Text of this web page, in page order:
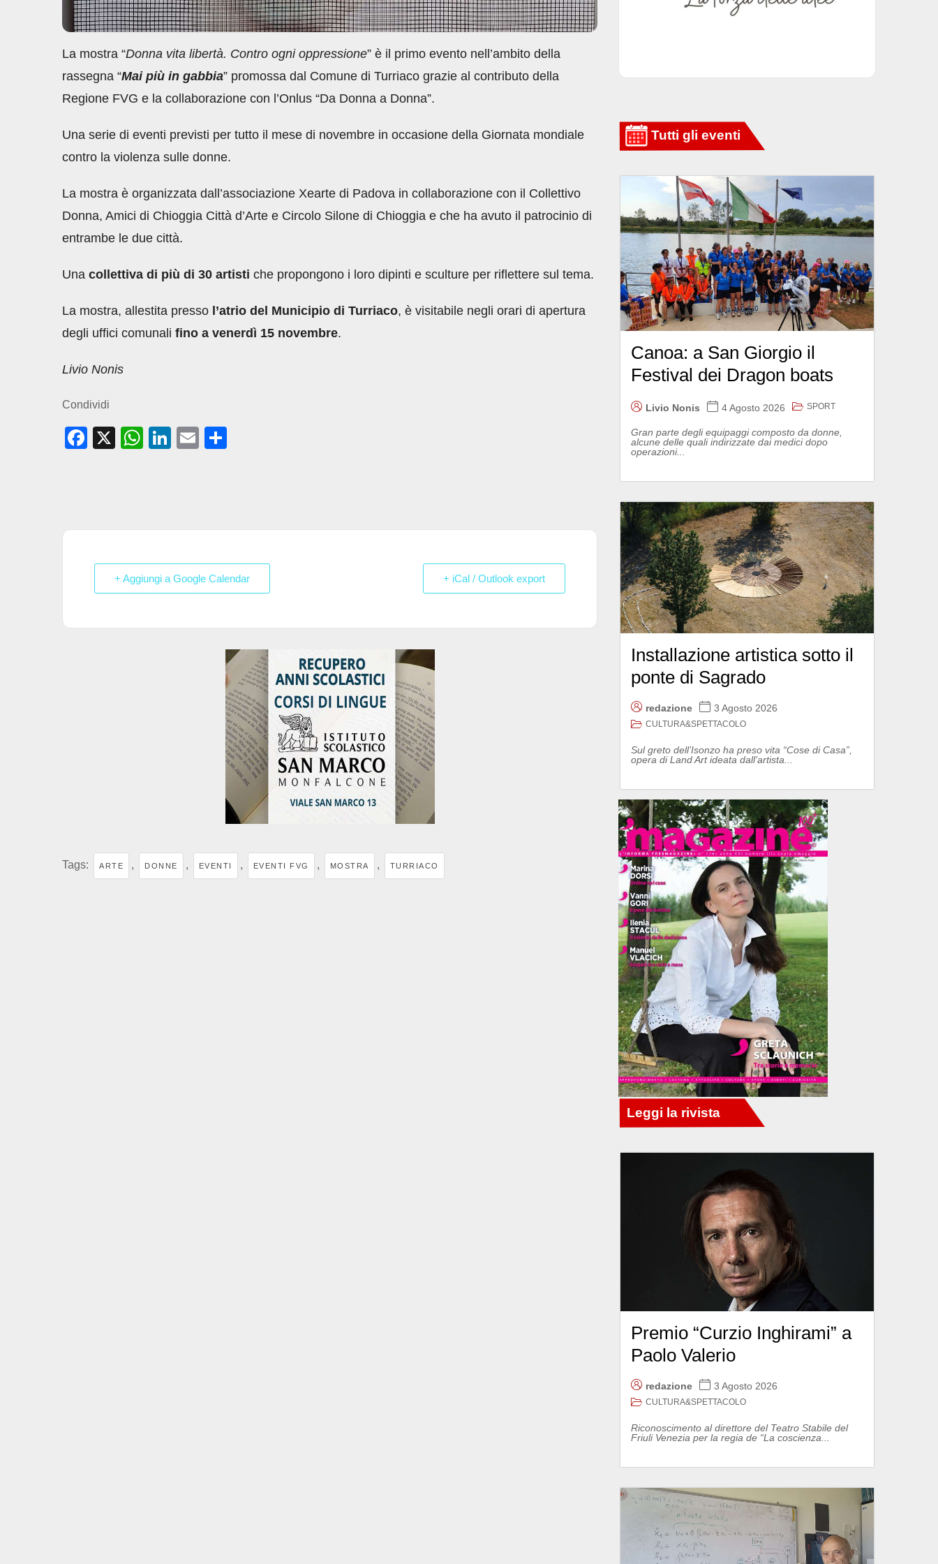
La mostra “Donna vita libertà. Contro ogni oppressione” è il primo evento nell’ambito della
rassegna “Mai più in gabbia” promossa dal Comune di Turriaco grazie al contributo della
Regione FVG e la collaborazione con l’Onlus “Da Donna a Donna”.
Una serie di eventi previsti per tutto il mese di novembre in occasione della Giornata mondiale
contro la violenza sulle donne.
La mostra è organizzata dall’associazione Xearte di Padova in collaborazione con il Collettivo
Donna, Amici di Chioggia Città d’Arte e Circolo Silone di Chioggia e che ha avuto il patrocinio di
entrambe le due città.
Una collettiva di più di 30 artisti che propongono i loro dipinti e sculture per riflettere sul tema.
La mostra, allestita presso l’atrio del Municipio di Turriaco, è visitabile negli orari di apertura
degli uffici comunali fino a venerdì 15 novembre.
Livio Nonis
Condividi
F
b
o
k
X
W
A
p
Li
dI
E
vi
+ Aggiungi a Google Calendar + iCal / Outlook export
Tags: ARTE , DONNE , EVENTI , EVENTI FVG , MOSTRA , TURRIACO
Canoa: a San Giorgio il
Festival dei Dragon boats
Livio Nonis 4 Agosto 2026 SPORT
Gran parte degli equipaggi composto da donne,
alcune delle quali indirizzate dai medici dopo
operazioni...
Installazione artistica sotto il
ponte di Sagrado
redazione 3 Agosto 2026
CULTURA&SPETTACOLO
Sul greto dell’Isonzo ha preso vita “Cose di Casa”,
opera di Land Art ideata dall’artista...
Premio “Curzio Inghirami” a
Paolo Valerio
redazione 3 Agosto 2026
CULTURA&SPETTACOLO
Riconoscimento al direttore del Teatro Stabile del
Friuli Venezia per la regia de “La coscienza...